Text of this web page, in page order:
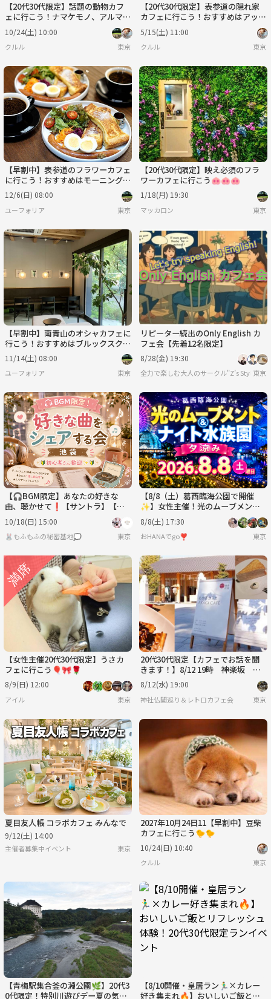
【20代30代限定】話題の動物カフ
ェに行こう！ナマケモノ、アルマジ
ロがいます😺😺
10/24(土) 10:00
クルル 東京
【20代30代限定】表参道の隠れ家
カフェに行こう！おすすめはアップ
ルチーズケーキ🎀🎀
5/15(土) 11:00
クルル 東京
【早割中】表参道のフラワーカフェ
に行こう！おすすめはモーニングプ
レート🐽🐽
12/6(日) 08:00
ユーフォリア 東京
【20代30代限定】映え必須のフラ
ワーカフェに行こう🐽🐽🐽
1/18(月) 19:30
マッカロン 東京
【早割中】南青山のオシャカフェに
行こう！おすすめはブルックスクラ
ブサンドです🐣🐣
11/14(土) 08:00
ユーフォリア 東京
リピーター続出のOnly English カ
フェ会【先着12名限定】
8/28(金) 19:30
全力で楽しむ大人のサークル"Z’s Style"東京
【🎧BGM限定】あなたの好きな
曲、聴かせて❗️【サントラ】【池
袋】【🤗初心者さん歓迎🔰✨】
10/18(日) 15:00
🐰もふもふの秘密基地💭 東京
【8/8（土）葛西臨海公園で開催
✨】女性主催！光のムーブメント
＆ナイト水族園体験でリフレッシュ
夕涼みイベント🌊限定開催
8/8(土) 17:30
おHANAでgo❣️ 東京
【女性主催20代30代限定】うさカ
フェに行こう🎈🎀🌹
8/9(日) 12:00
アイル 東京
20代30代限定【カフェでお話を聞
きます！】8/12 19時 神楽坂 あ
かぎカフェ【参加費還元！】
8/12(水) 19:00
神社仏閣巡り＆レトロカフェ会 東京
夏目友人帳 コラボカフェ みんなで
9/12(土) 14:00
主催者募集中イベント 東京
2027年10月24日11【早割中】豆柴
カフェに行こう🐤🐤
10/24(日) 10:40
クルル 東京
【青梅駅集合釜の淵公園🌿】20代3
0代限定！特別川遊びデー夏の気分
【8/10開催・皇居ラン🏃‍♂️×カレー
好き集まれ🔥】おいしいご飯とリ